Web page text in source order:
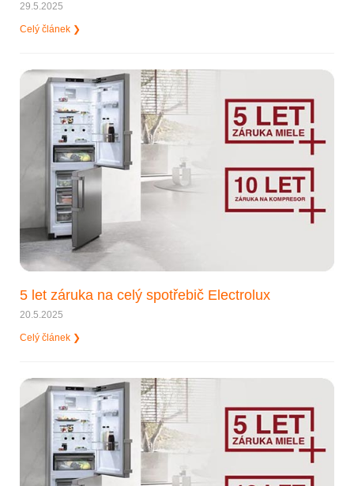
29.5.2025
Celý článek ❯
5 let záruka na celý spotřebič Electrolux
20.5.2025
Celý článek ❯